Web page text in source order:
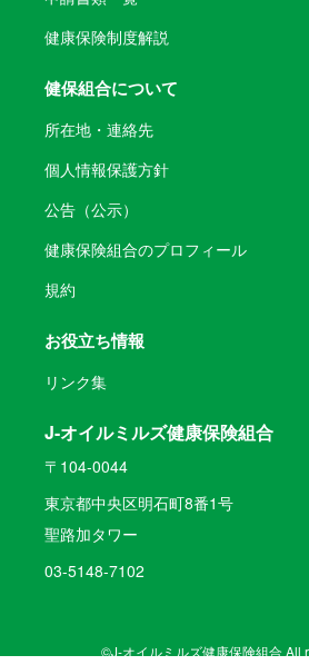
健康保険制度解説
健保組合について
所在地・連絡先
個人情報保護方針
公告（公示）
健康保険組合のプロフィール
規約
お役立ち情報
リンク集
J-オイルミルズ健康保険組合
〒104-0044
東京都中央区明石町8番1号
聖路加タワー
03-5148-7102
©J-オイルミルズ健康保険組合 All